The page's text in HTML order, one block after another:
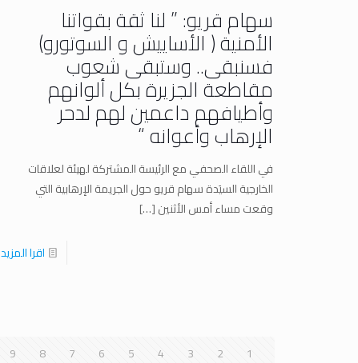
سهام قريو: ” لنا ثقة بقواتنا
الأمنية ( الأساييش و السوتورو)
فسنبقى.. وستبقى شعوب
مقاطعة الجزيرة بكل ألوانهم
وأطيافهم داعمين لهم لدحر
الإرهاب وأعوانه “
في اللقاء الصحفي مع الرئيسة المشتركة لهيئة لعلاقات
الخارجية السيَدة سهام قريو حول الجريمة الإرهابية التي
وقعت مساء أمس الأثنين[…]
اقرا المزيد
1
2
3
4
5
6
7
8
9